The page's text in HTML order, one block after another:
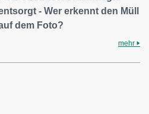
- Wer erkennt den Müll
dem Foto?
mehr